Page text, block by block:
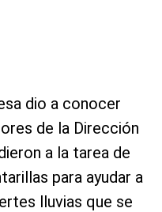
dio a conocer
de la Dirección
a la tarea de
para ayudar a
lluvias que se